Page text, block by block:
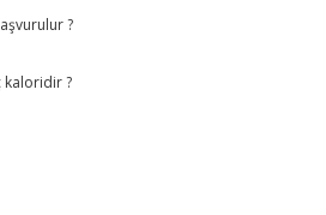
?
kaloridir ?